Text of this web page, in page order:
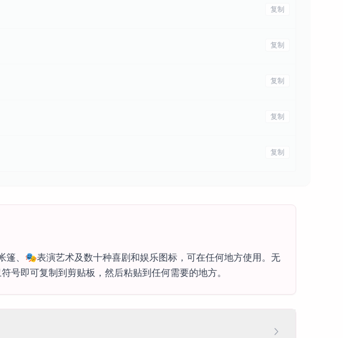
复制
复制
复制
复制
复制
、🎭表演艺术及数十种喜剧和娱乐图标，可在任何地方使用。无
号即可复制到剪贴板，然后粘贴到任何需要的地方。